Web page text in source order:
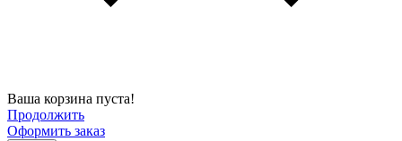
Ваша корзина пуста!
Продолжить
Оформить заказ